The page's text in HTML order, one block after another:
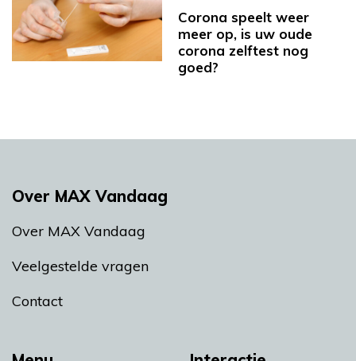
Corona speelt weer
meer op, is uw oude
corona zelftest nog
goed?
Over MAX Vandaag
Over MAX Vandaag
Veelgestelde vragen
Contact